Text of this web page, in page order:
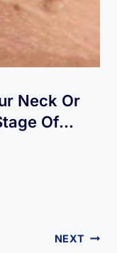
Neck Or
Of...
NEXT